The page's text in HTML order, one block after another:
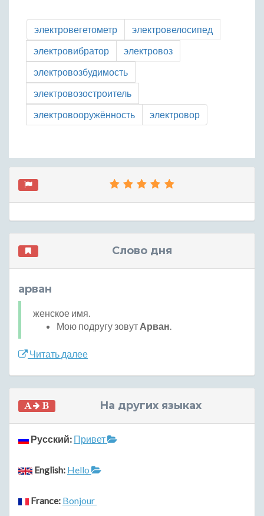
электровегетометр
электровелосипед
электровибратор
электровоз
электровозбудимость
электровозостроитель
электровооружённость
электровор
Слово дня
арван
женское имя.
Мою подругу зовут Арван.
Читать далее
На других языках
Русский: Привет
English: Hello
France: Bonjour